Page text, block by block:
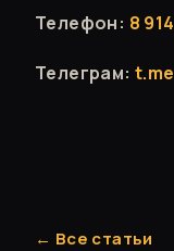
Телефон: 8
Телеграм:
← Все статьи